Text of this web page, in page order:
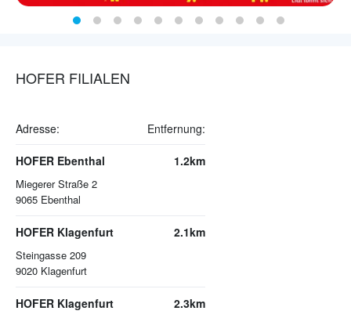
HOFER FILIALEN
Adresse: Entfernung:
HOFER Ebenthal
Miegerer Straße 2
9065 Ebenthal
1.2km
HOFER Klagenfurt
Steingasse 209
9020 Klagenfurt
2.1km
HOFER Klagenfurt 2.3km